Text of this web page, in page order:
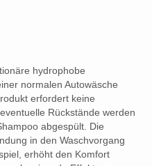
hydrophobe
normalen Autowäsche
erfordert keine
Rückstände werden
abgespült. Die
in den Waschvorgang
erhöht den Komfort